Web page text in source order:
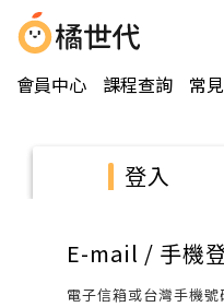
會員中心 課程查詢 常
登入
E-mail / 手機
電子信箱或台灣手機號